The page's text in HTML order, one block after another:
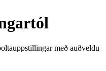
með auðveldu